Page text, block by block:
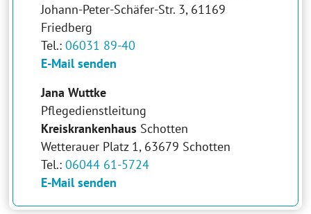
Johann-Peter-Schäfer-Str. 3, 61169
Friedberg
Tel.:06031 89-40
E-Mail senden
Jana Wuttke
Pflegedienstleitung
Kreiskrankenhaus Schotten
Wetterauer Platz 1, 63679 Schotten
Tel.:06044 61-5724
E-Mail senden